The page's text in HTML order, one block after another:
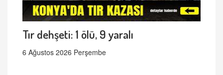
Tır dehşeti: 1 ölü, 9 yaralı
6 Ağustos 2026 Perşembe